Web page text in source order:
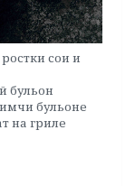
сои и
бульон
бульоне
на гриле